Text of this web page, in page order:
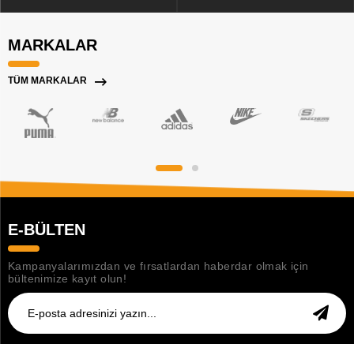
MARKALAR
TÜM MARKALAR
E-BÜLTEN
Kampanyalarımızdan ve fırsatlardan haberdar olmak için
bültenimize kayıt olun!